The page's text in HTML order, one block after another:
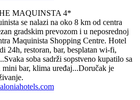
MAQUINSTA 4*
se nalazi na oko 8 km od centra
gradskim prevozom i u neposrednoj
Maquinista Shopping Centre. Hotel
24h, restoran, bar, besplatan wi-fi,
soba sadrži sopstveno kupatilo sa
mini bar, klima uređaj...Doručak je